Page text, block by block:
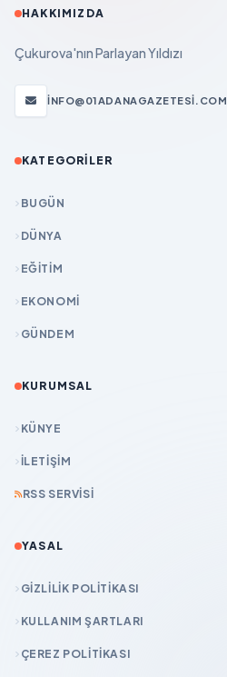
HAKKIMIZDA
Çukurova'nın Parlayan Yıldızı
INFO@01ADANAGAZETESI.COM
KATEGORILER
BUGÜN
DÜNYA
EĞİTİM
EKONOMİ
GÜNDEM
KURUMSAL
KÜNYE
İLETIŞIM
RSS SERVISI
YASAL
GIZLILIK POLITIKASI
KULLANIM ŞARTLARI
ÇEREZ POLITIKASI